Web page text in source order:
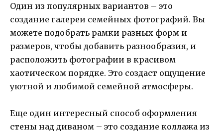
Один из популярных вариантов – это
создание галереи семейных фотографий. Вы
можете подобрать рамки разных форм и
размеров, чтобы добавить разнообразия, и
расположить фотографии в красивом
хаотическом порядке. Это создаст ощущение
уютной и любимой семейной атмосферы.
Еще один интересный способ оформления
стены над диваном – это создание коллажа из